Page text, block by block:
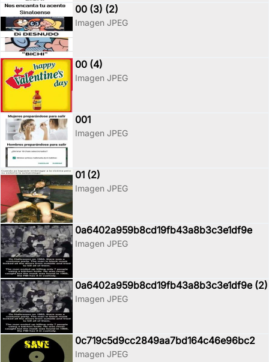
00 (3) (2)
Imagen JPEG
00 (4)
Imagen JPEG
001
Imagen JPEG
01 (2)
Imagen JPEG
0a6402a959b8cd19fb43a8b3c3e1df9e
Imagen JPEG
0a6402a959b8cd19fb43a8b3c3e1df9e (2)
Imagen JPEG
0c719c5d9cc2849aa7bd164c46e96bc2
Imagen JPEG